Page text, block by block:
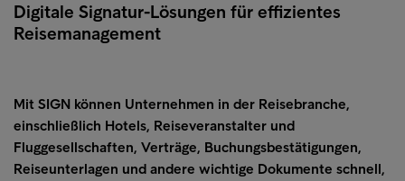
Digitale Signatur-Lösungen für effizientes
Reisemanagement
Mit SIGN können Unternehmen in der Reisebranche,
einschließlich Hotels, Reiseveranstalter und
Fluggesellschaften, Verträge, Buchungsbestätigungen,
Reiseunterlagen und andere wichtige Dokumente schnell,